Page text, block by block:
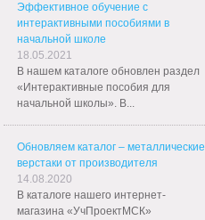
Эффективное обучение с
интерактивными пособиями в
начальной школе
18.05.2021
В нашем каталоге обновлен раздел
«Интерактивные пособия для
начальной школы». В...
Обновляем каталог – металлические
верстаки от производителя
14.08.2020
В каталоге нашего интернет-
магазина «УчПроектМСК»